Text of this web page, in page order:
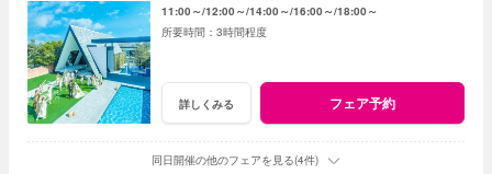
11:00～ 12:00～ 14:00～ 16:00～ 18:00～
3時間程度
詳しくみる フェア予約
同日開催の他のフェアを見る(4件)